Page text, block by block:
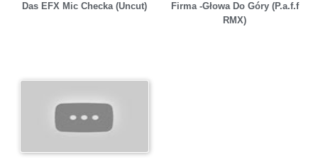
Das EFX Mic Checka (Uncut)
Firma -Głowa Do Góry (P.a.f.f
RMX)